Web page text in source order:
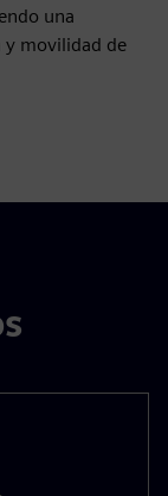
una
y movilidad de